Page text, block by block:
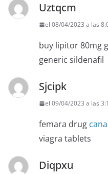
Uztqcm
el 08/04/2023 a las
buy lipitor 80mg
generic sildenafil
Sjcipk
el 09/04/2023 a las
femara drug
viagra tablets
Diqpxu